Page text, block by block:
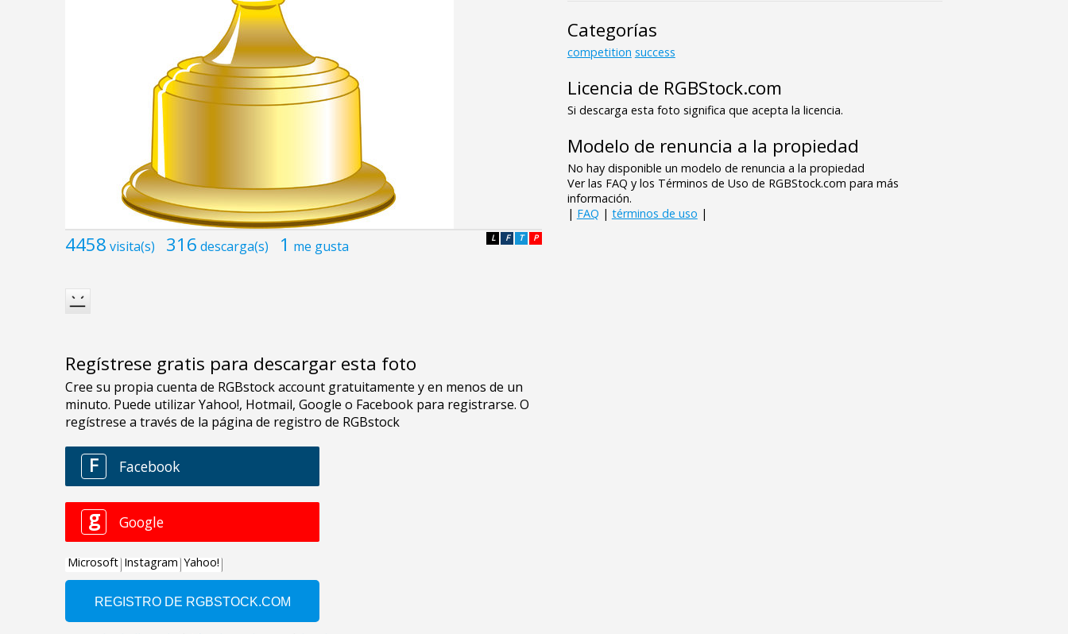
4458 visita(s) 316 descarga(s) 1 me gusta P
T
F
L
Regístrese gratis para descargar esta foto
Categorías
competition success
Licencia de RGBStock.com
Si descarga esta foto significa que acepta la licencia.
Modelo de renuncia a la propiedad
No hay disponible un modelo de renuncia a la propiedad
Ver las FAQ y los Términos de Uso de RGBStock.com para más
información.
| FAQ | términos de uso |